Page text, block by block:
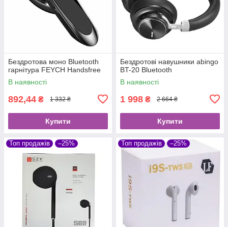
Бездротова моно Bluetooth
гарнітура FEYCH Handsfree
В наявності
892,44 ₴ 1 332 ₴
Купити
Бездротові навушники abingo
BT-20 Bluetooth
В наявності
1 998 ₴ 2 664 ₴
Купити
Топ продажів –25% Топ продажів –25%